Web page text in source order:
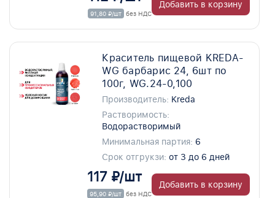
91,80 ₽/шт без НДС
Добавить в корзину
Краситель пищевой KREDA-
WG барбарис 24, 6шт по
100г, WG.24-0,100
Производитель: Kreda
Растворимость:
Водорастворимый
Минимальная партия: 6
Срок отгрукзи: от 3 до 6 дней
117 ₽/шт
95,90 ₽/шт без НДС
Добавить в корзину